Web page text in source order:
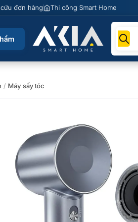
đơn hàng Thi công Smart Home
Tìm
kiếm
sản
phẩm
/ Máy sấy tóc